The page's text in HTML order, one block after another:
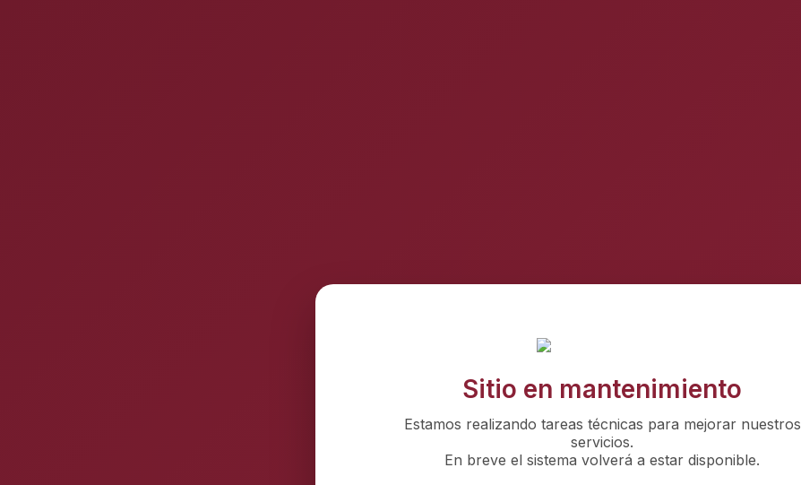
Sitio en mantenimiento
Estamos realizando tareas técnicas para mejorar nuestros
servicios.
En breve el sistema volverá a estar disponible.